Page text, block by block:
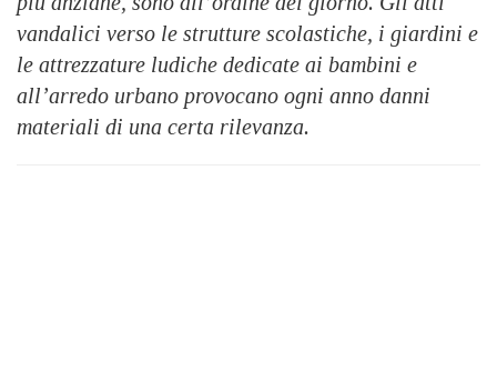
vandalici verso le strutture scolastiche, i giardini e
le attrezzature ludiche dedicate ai bambini e
all’arredo urbano provocano ogni anno danni
materiali di una certa rilevanza.